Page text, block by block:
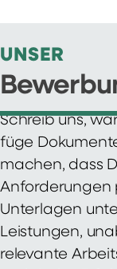
UNSER
Schreib uns,
füge
machen, dass
Anforderungen
Unterlagen
Leistungen,
relevante